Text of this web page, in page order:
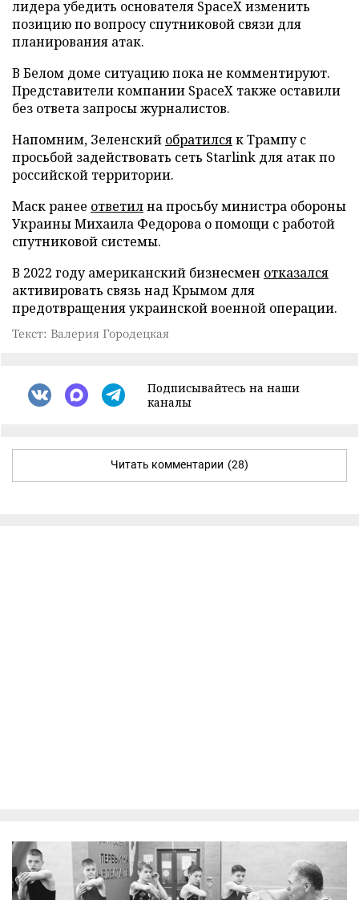
лидера убедить основателя SpaceX изменить
позицию по вопросу спутниковой связи для
планирования атак.
В Белом доме ситуацию пока не комментируют.
Представители компании SpaceX также оставили
без ответа запросы журналистов.
Напомним, Зеленский обратилсяк Трампу с
просьбой задействовать сеть Starlink для атак по
российской территории.
Маск ранее ответилна просьбу министра обороны
Украины Михаила Федорова о помощи с работой
спутниковой системы.
В 2022 году американский бизнесмен отказался
активировать связь над Крымом для
предотвращения украинской военной операции.
Текст: Валерия Городецкая
Подписывайтесь на наши
каналы
Читать комментарии (28)